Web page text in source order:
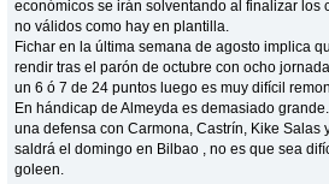
económicos se irán solventando al finalizar los
no válidos como hay en plantilla.
Fichar en la última semana de agosto implica
rendir tras el parón de octubre con ocho
un 6 ó 7 de 24 puntos luego es muy difícil
En hándicap de Almeyda es demasiado
una defensa con Carmona, Castrín, Kike Salas
saldrá el domingo en Bilbao , no es que sea
goleen.